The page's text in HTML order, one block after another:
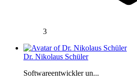
3
Dr. Nikolaus Schüler
Softwareentwickler un...